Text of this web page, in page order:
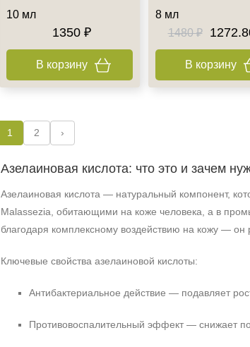
10 мл
1350 ₽
В корзину
8 мл
1480 ₽
В корзину
1 2 ›
Азелаиновая кислота: что это и зачем
Азелаиновая кислота — натуральный компонент,
Malassezia, обитающими на коже человека, а в
благодаря комплексному воздействию на кожу — он
Ключевые свойства азелаиновой кислоты:
Антибактериальное действие — подавляет
Противовоспалительный эффект — снижает